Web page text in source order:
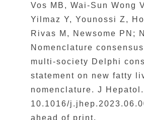
Vos MB, Wai-Sun Wong
Yilmaz Y, Younossi Z,
Rivas M, Newsome PN;
Nomenclature
multi-society Delphi
statement on new fatty
nomenclature. J
10.1016/
ahead of print.